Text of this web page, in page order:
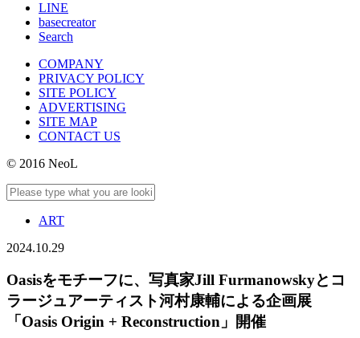
LINE
basecreator
Search
COMPANY
PRIVACY POLICY
SITE POLICY
ADVERTISING
SITE MAP
CONTACT US
© 2016 NeoL
ART
2024.10.29
Oasisをモチーフに、写真家Jill Furmanowskyとコ
ラージュアーティスト河村康輔による企画展
「Oasis Origin + Reconstruction」開催